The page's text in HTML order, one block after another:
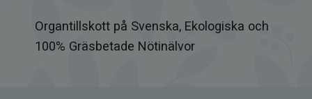
Kosttillskott
Organtillskott på Svenska, Ekologiska och
100% Gräsbetade Nötinälvor